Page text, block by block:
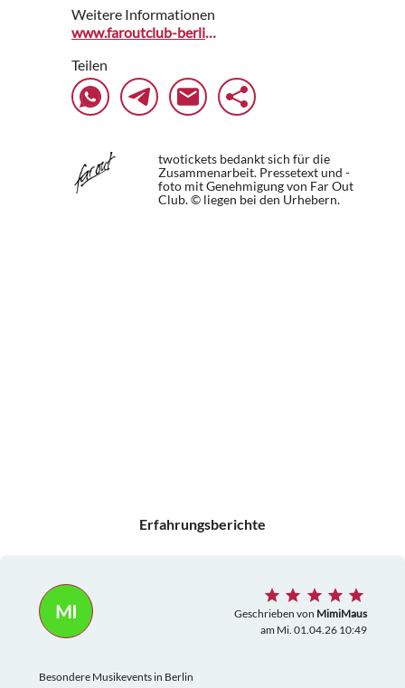
Weitere Informationen
www.faroutclub-berlin.de
Teilen
twotickets bedankt sich für die
Zusammenarbeit. Pressetext und -
foto mit Genehmigung von Far Out
Club. © liegen bei den Urhebern.
Erfahrungsberichte
MI Geschrieben von MimiMaus
am Mi. 01.04.26 10:49
Besondere Musikevents in Berlin